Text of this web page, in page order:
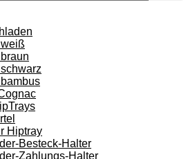
Hiptray
Besteck-Halter
Zahlungs-Halter